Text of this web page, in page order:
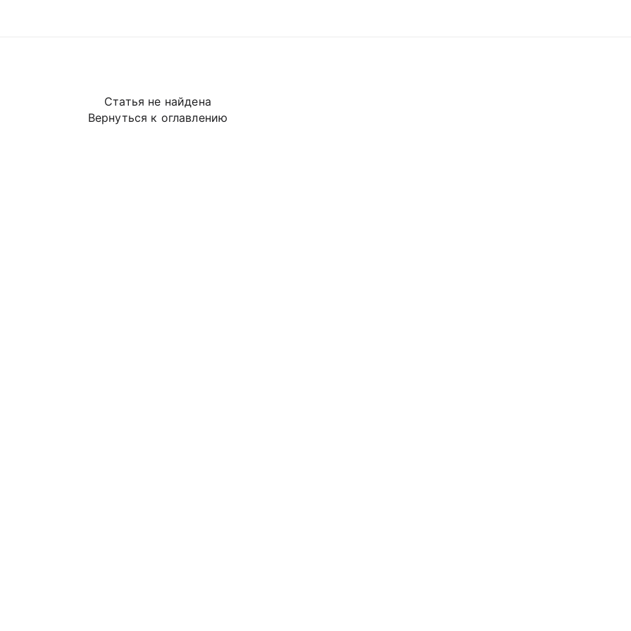
Статья не найдена
Вернуться к оглавлению